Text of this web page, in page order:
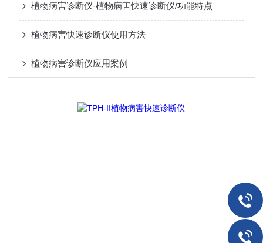
植物病害诊断仪-植物病害快速诊断仪/功能特点
植物病害快速诊断仪使用方法
植物病害诊断仪应用案例